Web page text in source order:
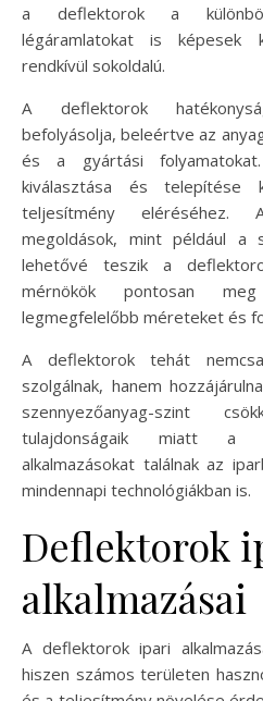
a deflektorok a
légáramlatokat is képesek
rendkívül sokoldalú.
A deflektorok
befolyásolja, beleértve az
és a gyártási
kiválasztása és telepítése
teljesítmény eléréséhez.
megoldások, mint például a
lehetővé teszik a
mérnökök pontosan
legmegfelelőbb méreteket és
A deflektorok tehát
szolgálnak, hanem
szennyezőanyag-szint
tulajdonságaik miatt a
alkalmazásokat találnak az
mindennapi technológiákban is.
Deflektorok
alkalmazásai
A deflektorok ipari
hiszen számos területen